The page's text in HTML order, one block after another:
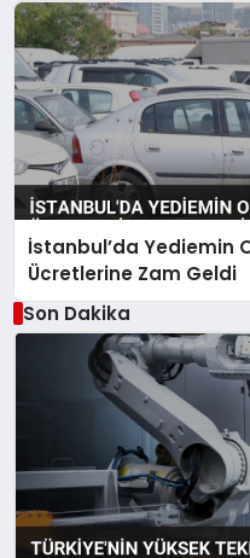
İstanbul’da Yediemin
Ücretlerine Zam Geldi
Son Dakika